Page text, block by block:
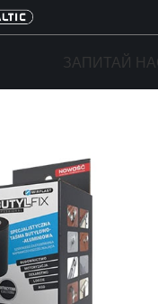
ЗАПИТАЙ